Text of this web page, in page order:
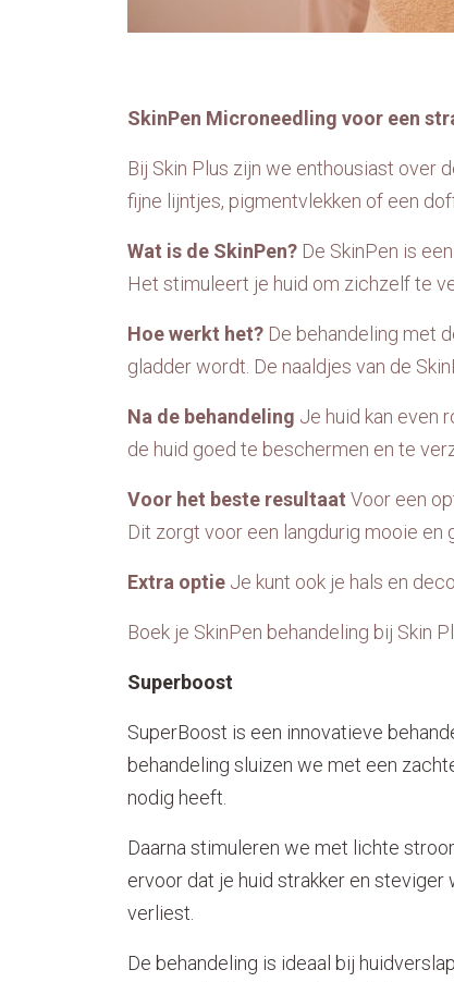
SkinPen Microneedling voor een
Bij Skin Plus zijn we enthousiast over
fijne lijntjes, pigmentvlekken of een
Wat is de SkinPen? De SkinPen is
Het stimuleert je huid om zichzelf te
Hoe werkt het? De behandeling met
gladder wordt. De naaldjes van de
Na de behandeling Je huid kan even
de huid goed te beschermen en te
Voor het beste resultaat Voor een
Dit zorgt voor een langdurig mooie en
Extra optie Je kunt ook je hals en
Boek je SkinPen behandeling bij Skin
Superboost
SuperBoost is een innovatieve
behandeling sluizen we met een
nodig heeft.
Daarna stimuleren we met lichte
ervoor dat je huid strakker en
verliest.
De behandeling is ideaal bij